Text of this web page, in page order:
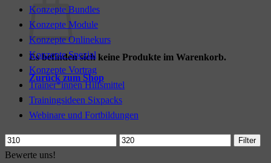
Es befinden sich keine Produkte im Warenkorb.
Zurück zum Shop
Konzepte Bundles
Konzepte Module
Konzepte Onlinekurs
Konzepte Spezial
Konzepte Vortrag
Trainer*innen Hilfsmittel
Trainingsideen Sixpacks
Webinare und Fortbildungen
Min.
Preis
Max.
Filter
Bewerte uns!